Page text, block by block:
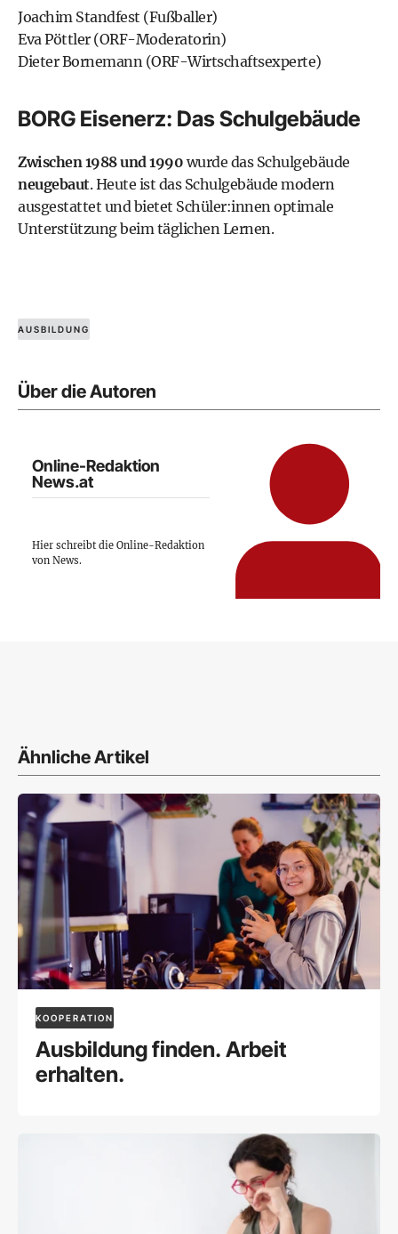
Joachim Standfest (Fußballer)
Eva Pöttler (ORF-Moderatorin)
Dieter Bornemann(ORF-Wirtschaftsexperte)
BORG Eisenerz: Das Schulgebäude
Zwischen 1988 und 1990 wurde das Schulgebäude
neugebaut. Heute ist das Schulgebäude modern
ausgestattet und bietet Schüler:innen optimale
Unterstützung beim täglichen Lernen.
AUSBILDUNG
Über die Autoren
Online-Redaktion
News.at
Hier schreibt die Online-Redaktion
von News.
Ähnliche Artikel
KOOPERATION
Ausbildung finden. Arbeit
erhalten.